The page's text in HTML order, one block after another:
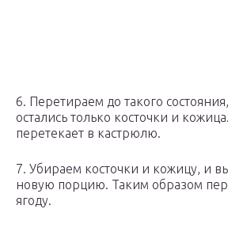
6. Перетираем до такого
остались только косточки и
перетекает в кастрюлю.
7. Убираем косточки и кожицу, и
новую порцию. Таким образом
ягоду.